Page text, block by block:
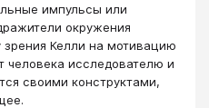
импульсы или
окружения
Келли на мотивацию
человека исследователю и
своими конструктами,